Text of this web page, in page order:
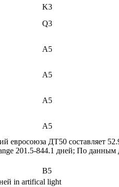
K3
Q3
A5
A5
A5
A5
евросоюза ДТ50 составляет
201.5-844.1 дней; По
B5
in artifical light